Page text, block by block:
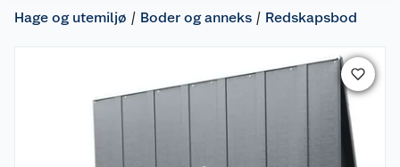
Hage og utemiljø Boder og anneks Redskapsbod